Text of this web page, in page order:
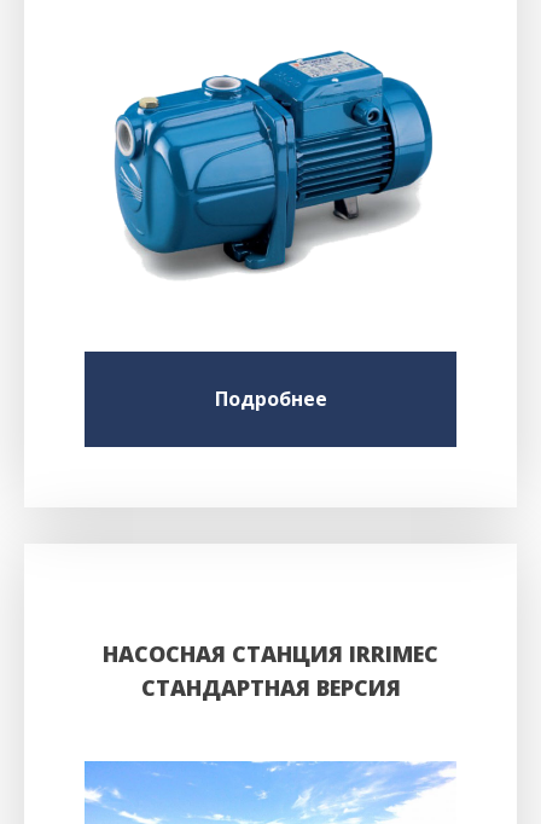
Подробнее
НАСОСНАЯ СТАНЦИЯ IRRIMEC
СТАНДАРТНАЯ ВЕРСИЯ